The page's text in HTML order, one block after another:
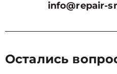
info@repair-
Остались